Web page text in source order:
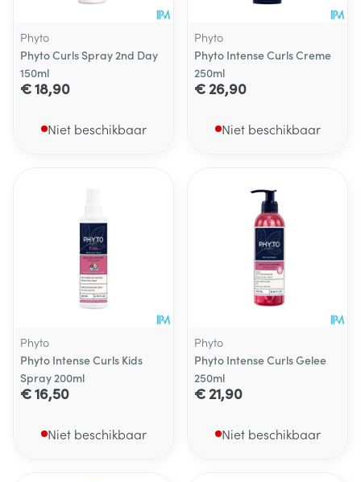
Phyto
Phyto Curls Spray 2nd Day
150ml
€ 18,90
Niet beschikbaar
Phyto
Phyto Intense Curls Creme
250ml
€ 26,90
Niet beschikbaar
Phyto
Phyto Intense Curls Kids
Spray 200ml
€ 16,50
Niet beschikbaar
Phyto
Phyto Intense Curls Gelee
250ml
€ 21,90
Niet beschikbaar